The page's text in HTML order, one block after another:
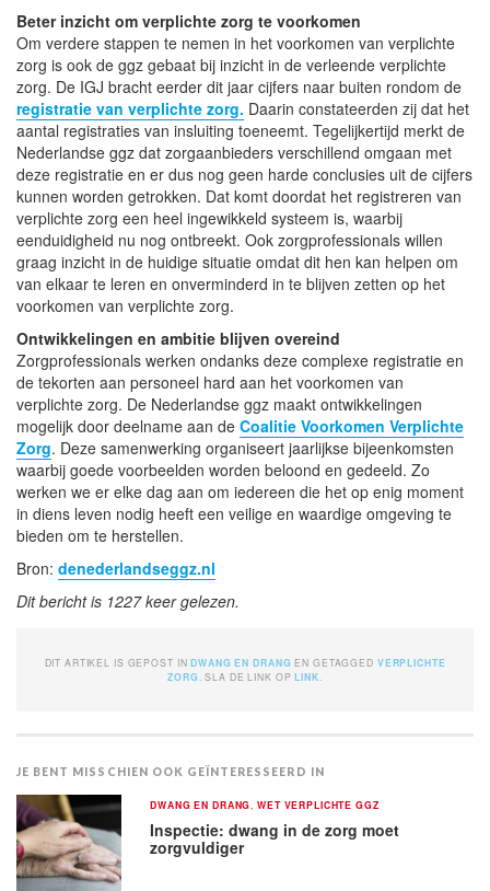
Beter inzicht om verplichte zorg te voorkomen
Om verdere stappen te nemen in het voorkomen van verplichte
zorg is ook de ggz gebaat bij inzicht in de verleende verplichte
zorg. De IGJ bracht eerder dit jaar cijfers naar buiten rondom de
registratie van verplichte zorg. Daarin constateerden zij dat het
aantal registraties van insluiting toeneemt. Tegelijkertijd merkt de
Nederlandse ggz dat zorgaanbieders verschillend omgaan met
deze registratie en er dus nog geen harde conclusies uit de cijfers
kunnen worden getrokken. Dat komt doordat het registreren van
verplichte zorg een heel ingewikkeld systeem is, waarbij
eenduidigheid nu nog ontbreekt. Ook zorgprofessionals willen
graag inzicht in de huidige situatie omdat dit hen kan helpen om
van elkaar te leren en onverminderd in te blijven zetten op het
voorkomen van verplichte zorg.
Ontwikkelingen en ambitie blijven overeind
Zorgprofessionals werken ondanks deze complexe registratie en
de tekorten aan personeel hard aan het voorkomen van
verplichte zorg. De Nederlandse ggz maakt ontwikkelingen
mogelijk door deelname aan de Coalitie Voorkomen Verplichte
Zorg. Deze samenwerking organiseert jaarlijkse bijeenkomsten
waarbij goede voorbeelden worden beloond en gedeeld. Zo
werken we er elke dag aan om iedereen die het op enig moment
in diens leven nodig heeft een veilige en waardige omgeving te
bieden om te herstellen.
Bron: denederlandseggz.nl
Dit bericht is 1227 keer gelezen.
DIT ARTIKEL IS GEPOST INDWANG EN DRANG EN GETAGGED VERPLICHTE
ZORG . SLA DE LINK OPLINK
JE BENT MISSCHIEN OOK GEÏNTERESSEERD IN
DWANG EN DRANG ,WET VERPLICHTE GGZ
Inspectie: dwang in de zorg moet
zorgvuldiger